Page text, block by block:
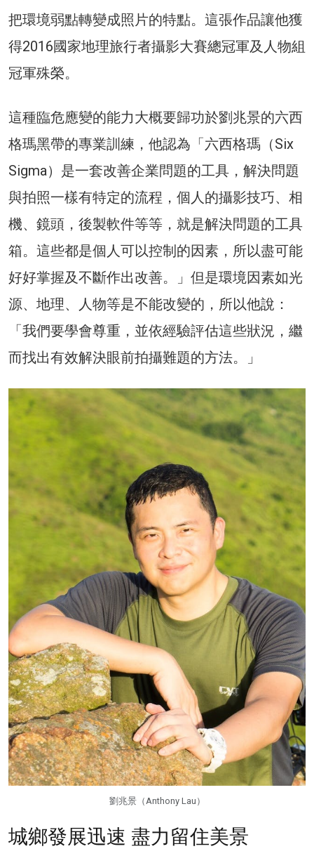
把環境弱點轉變成照片的特點。這張作品讓他獲
得2016國家地理旅行者攝影大賽總冠軍及人物組
冠軍殊榮。
這種臨危應變的能力大概要歸功於劉兆景的六西
格瑪黑帶的專業訓練，他認為「六西格瑪（Six
Sigma）是一套改善企業問題的工具，解決問題
與拍照一樣有特定的流程，個人的攝影技巧、相
機、鏡頭，後製軟件等等，就是解決問題的工具
箱。這些都是個人可以控制的因素，所以盡可能
好好掌握及不斷作出改善。」但是環境因素如光
源、地理、人物等是不能改變的，所以他說：
「我們要學會尊重，並依經驗評估這些狀況，繼
而找出有效解決眼前拍攝難題的方法。」
劉兆景（Anthony Lau）
城鄉發展迅速 盡力留住美景